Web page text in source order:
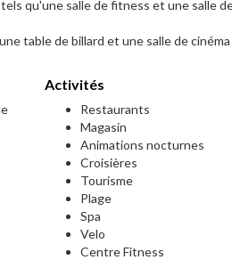
qu'une salle de fitness et une salle
table de billard et une salle de
Activités
Restaurants
Magasin
Animations nocturnes
Croisières
Tourisme
Plage
Spa
Velo
Centre Fitness